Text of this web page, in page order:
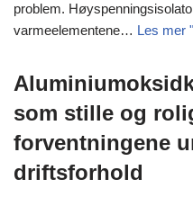
problem.
varmeelementene… Les mer "
som stille og
forventningene
driftsforhold